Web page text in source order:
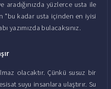
yüzlerce usta ile
"bu kadar usta içinden en iyisi
yazımızda bulacaksınız.
olacaktır. Çünkü susuz bir
suyu insanlara ulaştırır. Su